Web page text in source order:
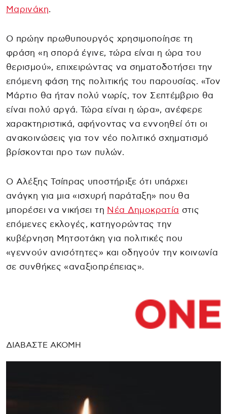
Μαρινάκη.
Ο πρώην πρωθυπουργός χρησιμοποίησε τη
φράση «η σπορά έγινε, τώρα είναι η ώρα του
θερισμού», επιχειρώντας να σηματοδοτήσει την
επόμενη φάση της πολιτικής του παρουσίας. «Τον
Μάρτιο θα ήταν πολύ νωρίς, τον Σεπτέμβριο θα
είναι πολύ αργά. Τώρα είναι η ώρα», ανέφερε
χαρακτηριστικά, αφήνοντας να εννοηθεί ότι οι
ανακοινώσεις για τον νέο πολιτικό σχηματισμό
βρίσκονται προ των πυλών.
Ο Αλέξης Τσίπρας υποστήριξε ότι υπάρχει
ανάγκη για μια «ισχυρή παράταξη» που θα
μπορέσει να νικήσει τη Νέα Δημοκρατία στις
επόμενες εκλογές, κατηγορώντας την
κυβέρνηση Μητσοτάκη για πολιτικές που
«γεννούν ανισότητες» και οδηγούν την κοινωνία
σε συνθήκες «αναξιοπρέπειας».
ΔΙΑΒΑΣΤΕ ΑΚΟΜΗ